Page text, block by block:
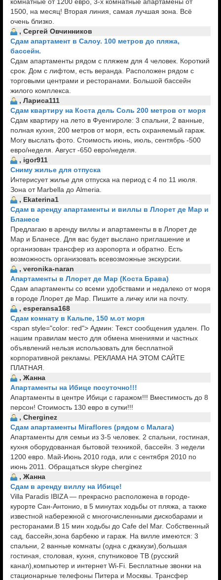
1500, на месяц! Вторая линия, самая лучшая зона. Всё
очень близко.
, Сергей Овчинников
Сдам апартамент в Салоу. 100 метров до пляжа,
бассейн.
Сдам апартаменты рядом с пляжем для 4 человек. Короткий
срок. Дом с лифтом, есть веранда. Расположен рядом с
торговыми центрами и ресторанами. Большой бассейн
жилого комплекса.
, Лариса111
Сдам квартиру на Коста дель Соль 200 метров от моря
Сдам квартиру на лето в Фуенгироле: 3 спальни, 2 ванные,
полная кухня, 200 метров от моря, есть охраняемый гараж.
Могу выслать фото. Стоимость июнь, июль, сентябрь -500
евро/неделя. Август -650 евро/неделя.
, igor911
Сниму жилье для отпуска
Интерисует жилье для отпуска на период с 4 по 11 июля.
Зона от Marbella до Almeria.
, Ekaterina1
Сдам в аренду апартаменты и виллы в Ллорет де Мар и
Бланесе
Предлагаю в аренду виллы и апартаменты в в Ллорет де
Мар и Бланесе. Для вас будет выслано приглашение и
организован трансфер из аэропорта и обратно. Есть
возможность организовать всевозможные экскурсии.
, veronika-naran
Апартаменты в Ллорет де Мар (Коста Брава)
Сдам апартаменты со всеми удобствами и недалеко от моря
в городе Ллорет де Мар. Пишите а личку или на почту.
, esperansa168
Сдам комнату в Кальпе, 150 м.от моря
<span style="color: red"> Админ: Текст сообщения удален. По
нашим правилам место для обмена мнениями и частных
объявлений нельзя использовать для бесплатной
корпоративной рекламы. РЕКЛАМА НА ЭТОМ САЙТЕ
ПЛАТНАЯ.
, Жанна
Апартаменты на Ибице посуточно!!!
Апартаменты в центре Ибици с гаражом!!! Вместимость до 8
персон! Стоимость 130 евро в сутки!!!
, Cherginez
Сдам апартаменты Мiraflores (рядом с Малага)
Апартаменты для семьи из 3-5 человек. 2 спальни, гостиная,
кухня оборудованная бытовой техникой, бассейн. 3 недели
1200 евро. Май-Июнь 2010 года, или с сентября 2010 по
июнь 2011. Обращаться skype cherginez
, Жанна
Сдам в аренду виллу на Ибице!
Villa Paradis IBIZA — прекрасно расположена в городе-
курорте Сан-Антонио, в 5 минутах ходьбы от пляжа, а также
известной набережной с многочисленными дискобарами и
ресторанами.В 15 мин ходьбы до Cafe del Mar. Собственный
сад, бассейн,зона барбекю и гараж. На вилле имеются: 3
спальни, 2 ванные комнаты (одна с джакузи),большая
гостиная, столовая, кухня, спутниковое ТВ (русский
канал),компьютер и интернет Wi-Fi. Бесплатные звонки на
стационарные телефоны Питера и Москвы. Трансфер